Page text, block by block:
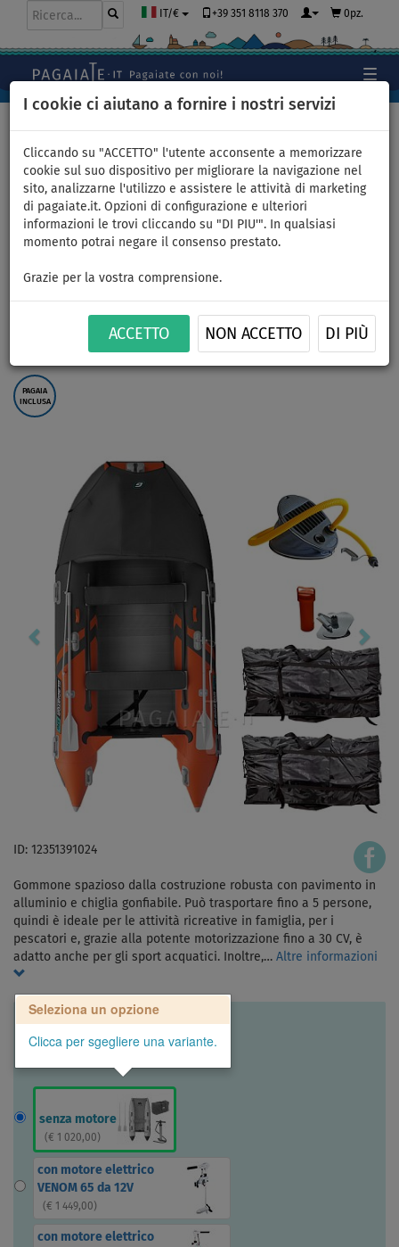
I cookie ci aiutano a fornire i nostri servizi
Cliccando su "ACCETTO" l'utente acconsente a memorizzare
cookie sul suo dispositivo per migliorare la navigazione nel
sito, analizzarne l'utilizzo e assistere le attività di marketing
di pagaiate.it. Opzioni di configurazione e ulteriori
informazioni le trovi cliccando su "DI PIU'". In qualsiasi
momento potrai negare il consenso prestato.
Grazie per la vostra comprensione.
ACCETTO NON ACCETTO DI PIÙ
IT/€ +39 351 8118 370 0pz.
Gommone GLADIATOR ACTIVE
C370AL orange dark gray -
gommone gonfiabile con
pavimento in alluminio - set:
senza motore
PAGAIA
INCLUSA
ID: 12351391024
Gommone spazioso dalla costruzione robusta con pavimento in
alluminio e chiglia gonfiabile. Può trasportare fino a 5 persone,
quindi è ideale per le attività ricreative in famiglia, per i
pescatori e, grazie alla potente motorizzazione fino a 30 CV, è
adatto anche per gli sport acquatici. Inoltre,… Altre informazioni
Seleziona un opzione
Clicca per sgegliere una variante.
senza motore
( € 1 020,00)
con motore elettrico
VENOM 65 da 12V
( € 1 449,00)
con motore elettrico